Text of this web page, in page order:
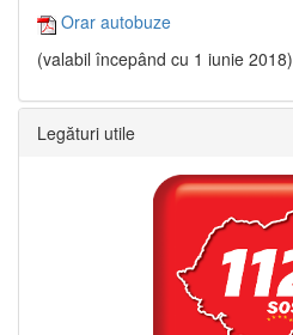
Orar autobuze
(valabil începând cu 1 iunie 2018)
Legături utile